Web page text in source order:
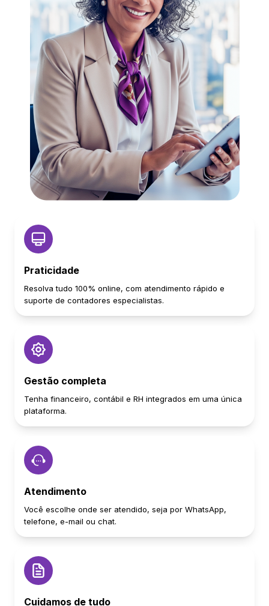
Praticidade
Resolva tudo 100% online, com atendimento rápido e
suporte de contadores especialistas.
Gestão completa
Tenha financeiro, contábil e RH integrados em uma única
plataforma.
Atendimento
Você escolhe onde ser atendido, seja por WhatsApp,
telefone, e-mail ou chat.
Cuidamos de tudo